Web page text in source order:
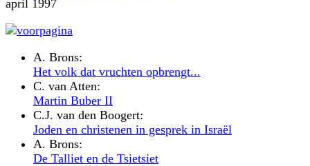
april 1997
A. Brons:
Het volk dat vruchten opbrengt...
C. van Atten:
Martin Buber II
C.J. van den Boogert:
Joden en christenen in gesprek in Israël
A. Brons:
De Talliet en de Tsietsiet